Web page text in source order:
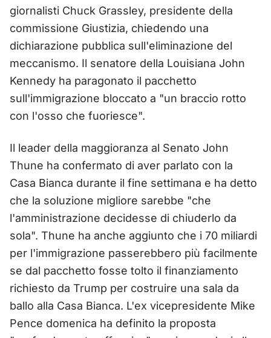
giornalisti Chuck Grassley, presidente della
commissione Giustizia, chiedendo una
dichiarazione pubblica sull'eliminazione del
meccanismo. Il senatore della Louisiana John
Kennedy ha paragonato il pacchetto
sull'immigrazione bloccato a "un braccio rotto
con l'osso che fuoriesce".
Il leader della maggioranza al Senato John
Thune ha confermato di aver parlato con la
Casa Bianca durante il fine settimana e ha detto
che la soluzione migliore sarebbe "che
l'amministrazione decidesse di chiuderlo da
sola". Thune ha anche aggiunto che i 70 miliardi
per l'immigrazione passerebbero più facilmente
se dal pacchetto fosse tolto il finanziamento
richiesto da Trump per costruire una sala da
ballo alla Casa Bianca. L'ex vicepresidente Mike
Pence domenica ha definito la proposta